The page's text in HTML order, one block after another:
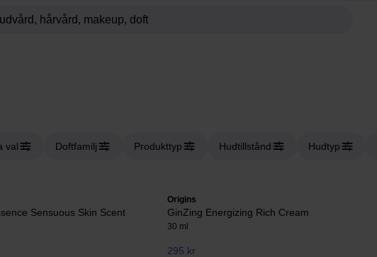
val Doftfamilj Produkttyp Hudtillstånd Hudtyp
Sensuous Skin Scent
Origins
GinZing Energizing Rich Cream
30 ml
295 kr